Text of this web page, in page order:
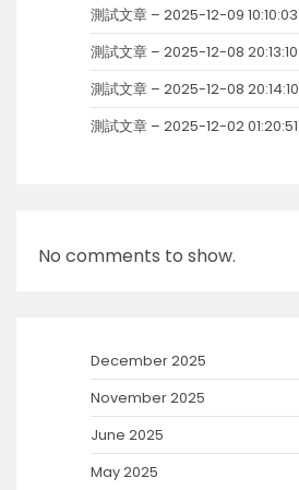
測試文章 – 2025-12-09 10:10:03
測試文章 – 2025-12-08 20:13:10
測試文章 – 2025-12-08 20:14:10
測試文章 – 2025-12-02 01:20:51
No comments to show.
December 2025
November 2025
June 2025
May 2025